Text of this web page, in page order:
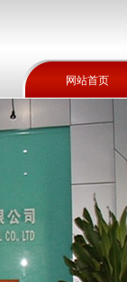
网站首页